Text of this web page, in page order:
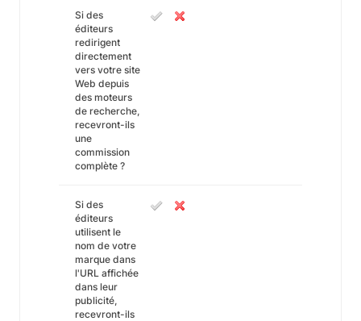
Si des
éditeurs
redirigent
directement
vers votre site
Web depuis
des moteurs
de recherche,
recevront-ils
une
commission
complète ?
Si des
éditeurs
utilisent le
nom de votre
marque dans
l'URL affichée
dans leur
publicité,
recevront-ils